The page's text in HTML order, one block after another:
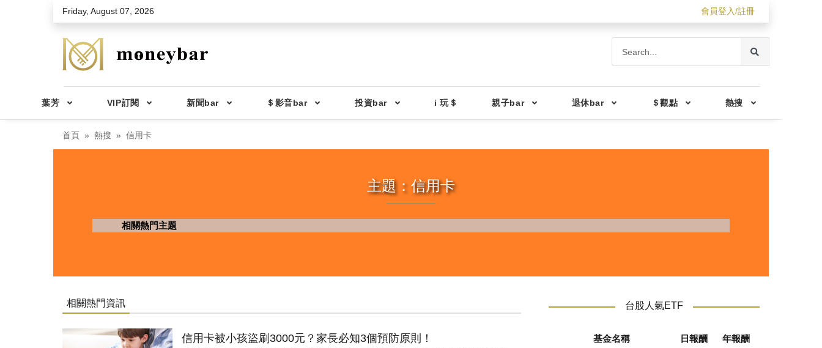
Skip to main contentFriday, August 07, 2026 會員登入/註冊
葉芳 VIP訂閱 新聞bar ＄影音bar 投資bar i 玩＄ 親子bar 退休bar ＄觀點 熱搜
首頁 熱搜 信用卡
主題：信用卡
相關熱門主題
相關熱門資訊
信用卡被小孩盜刷3000元？家長必知3個預防原則！
台股人氣ETF
基金名稱 日報酬 年報酬